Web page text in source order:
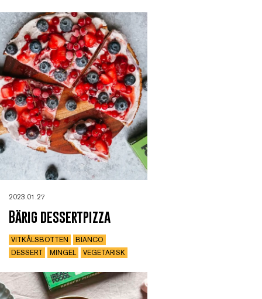
2023.01.27
Bärig dessertpizza
VITKÅLSBOTTEN
BIANCO
DESSERT
MINGEL VEGETARISK